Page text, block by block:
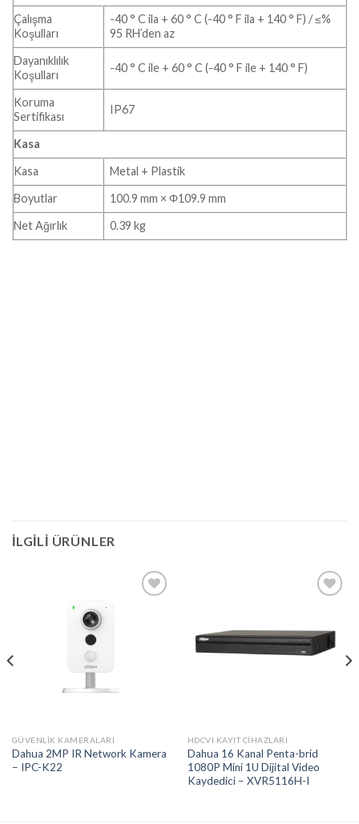
Çalışma
Koşulları
-40 ° C ila + 60 ° C (-40 ° F ila + 140 ° F) / ≤%
95 RH’den az
Dayanıklılık
Koşulları
-40 ° C ile + 60 ° C (-40 ° F ile + 140 ° F)
Koruma
Sertifikası
IP67
Kasa
Kasa
Metal + Plastik
Boyutlar
100.9 mm × Φ109.9 mm
Net Ağırlık
0.39 kg
İLGILI ÜRÜNLER
GÜVENLIK KAMERALARI
Dahua 2MP IR Network Kamera
– IPC-K22
Add to
wishlist
HDCVI KAYIT CIHAZLARI
Dahua 16 Kanal Penta-brid
1080P Mini 1U Dijital Video
Kaydedici – XVR5116H-I